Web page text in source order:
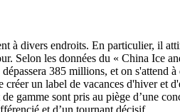
à divers endroits. En particulier, il
Selon les données du « China Ice
385 millions, et on s'attend
un label de vacances d'hiver et
gamme sont pris au piège d’une
et d’un tournant décisif.